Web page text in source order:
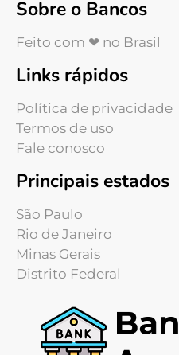
Sobre o Bancos
Feito com ❤ no Brasil
Links rápidos
Política de privacidade
Termos de uso
Fale conosco
Principais estados
São Paulo
Rio de Janeiro
Minas Gerais
Distrito Federal